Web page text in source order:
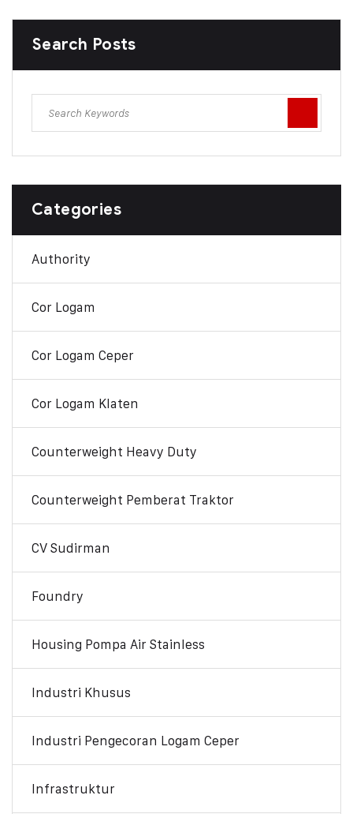
Search Posts
Categories
Authority
Cor Logam
Cor Logam Ceper
Cor Logam Klaten
Counterweight Heavy Duty
Counterweight Pemberat Traktor
CV Sudirman
Foundry
Housing Pompa Air Stainless
Industri Khusus
Industri Pengecoran Logam Ceper
Infrastruktur